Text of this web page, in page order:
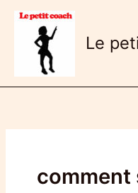
Aller
contenu
Le
comment